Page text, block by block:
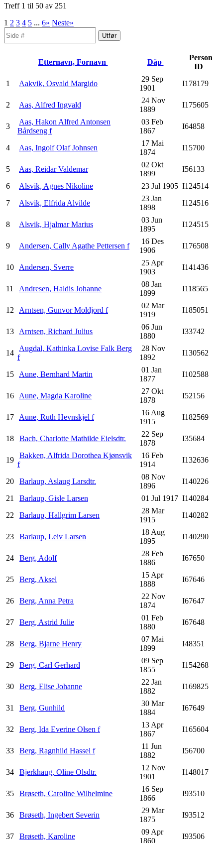
Treff 1 til 50 av 251
1 2 3 4 5 ... 6» Neste»
Etternavn, Fornavn Dåp
Person
ID
1
Aakvik, Osvald Margido
29 Sep
1901
I178179
2 Aas, Alfred Ingvald
24 Nov
1889
I175605
3
Aas, Hakon Alfred Antonsen
Bårdseng f
03 Feb
1867
I64858
4 Aas, Ingolf Olaf Johnsen
17 Mai
1874
I15700
5 Aas, Reidar Valdemar
02 Okt
1899
I56133
6
Alsvik, Agnes Nikoline 23 Jul 1905 I124514
7
Alsvik, Elfrida Alvilde
23 Jan
1898
I124516
8 Alsvik, Hjalmar Marius
03 Jun
1895
I124515
9 Andersen, Cally Agathe Pettersen f
16 Des
1906
I176508
10 Andersen, Sverre
25 Apr
1903
I141436
11 Andresen, Haldis Johanne
08 Jan
1899
I118565
12 Arntsen, Gunvor Moldjord f
02 Mar
1919
I185051
13 Arntsen, Richard Julius
06 Jun
1880
I33742
14
Augdal, Kathinka Lovise Falk Berg
f
28 Nov
1892
I130562
15 Aune, Bernhard Martin
01 Jan
1877
I102588
16 Aune, Magda Karoline
27 Okt
1878
I52156
17 Aune, Ruth Hevnskjel f
16 Aug
1915
I182569
18 Bach, Charlotte Mathilde Eielsdtr.
22 Sep
1878
I35684
19
Bakken, Alfrida Dorothea Kjønsvik
f
16 Feb
1914
I132636
20 Barlaup, Aslaug Larsdtr.
08 Nov
1896
I140226
21
Barlaup, Gisle Larsen 01 Jul 1917 I140284
22
Barlaup, Hallgrim Larsen
28 Mar
1915
I140282
23 Barlaup, Leiv Larsen
18 Aug
1895
I140290
24 Berg, Adolf
28 Feb
1886
I67650
25 Berg, Aksel
15 Apr
1888
I67646
26 Berg, Anna Petra
22 Nov
1874
I67647
27 Berg, Astrid Julie
01 Feb
1880
I67648
28 Berg, Bjarne Henry
07 Mai
1899
I48351
29 Berg, Carl Gerhard
09 Sep
1855
I154268
30 Berg, Elise Johanne
22 Jan
1882
I169825
31 Berg, Gunhild
30 Mar
1884
I67649
32 Berg, Ida Everine Olsen f
13 Apr
1867
I165604
33 Berg, Ragnhild Hassel f
11 Jun
1882
I56700
34 Bjerkhaug, Oline Olsdtr.
12 Nov
1901
I148017
35 Brøseth, Caroline Wilhelmine
16 Sep
1866
I93510
36 Brøseth, Ingebert Severin
29 Mar
1875
I93512
37 Brøseth, Karoline
09 Apr
1860
I93506